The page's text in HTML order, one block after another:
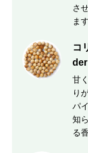
さ
ま
コ
甘
り
パ
知
る